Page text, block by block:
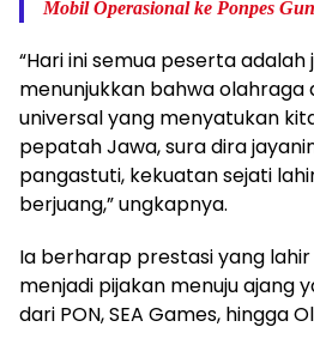
Mobil Operasional ke Ponpes
“Hari ini semua peserta
menunjukkan bahwa olahraga
universal yang menyatukan
pepatah Jawa, sura dira
pangastuti, kekuatan sejati
berjuang,” ungkapnya.
Ia berharap prestasi yang lahir
menjadi pijakan menuju ajang
dari PON, SEA Games, hingga